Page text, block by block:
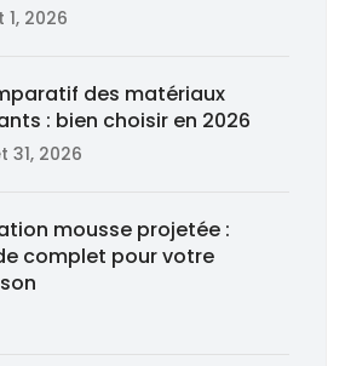
1, 2026
des matériaux
: bien choisir en 2026
31, 2026
mousse projetée :
complet pour votre